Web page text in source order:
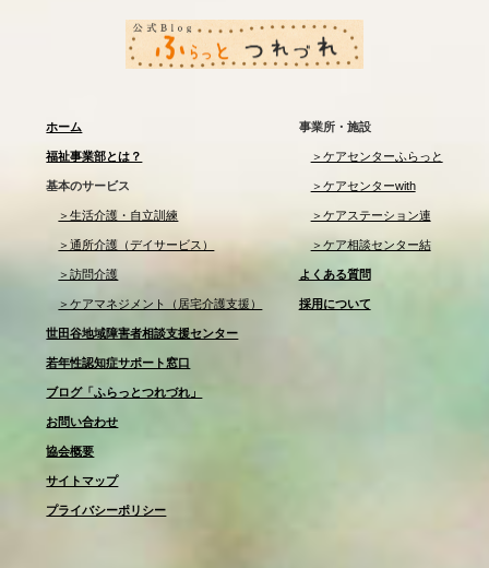
ホーム
福祉事業部とは？
基本のサービス
＞生活介護・自立訓練
＞通所介護（デイサービス）
＞訪問介護
＞ケアマネジメント（居宅介護支援）
事業所・施設
＞ケアセンターふらっと
＞ケアセンターwith
＞ケアステーション連
＞ケア相談センター結
よくある質問
採用について
世田谷地域障害者相談支援センター
若年性認知症サポート窓口
ブログ「ふらっとつれづれ」
お問い合わせ
協会概要
サイトマップ
プライバシーポリシー